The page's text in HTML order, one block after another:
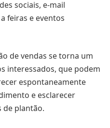
sociais, e-mail
feiras e eventos
de vendas se torna um
interessados, que podem
espontaneamente
e esclarecer
de plantão.